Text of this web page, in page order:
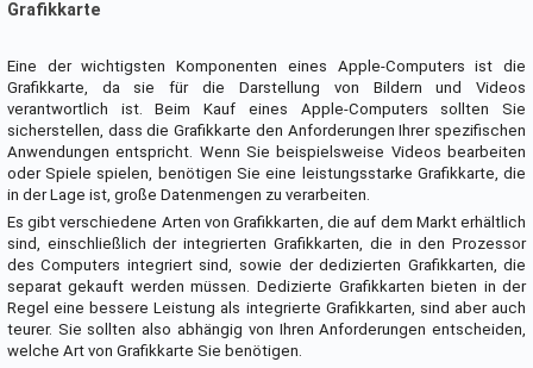
Grafikkarte
Eine der wichtigsten Komponenten eines Apple-Computers ist die
Grafikkarte, da sie für die Darstellung von Bildern und Videos
verantwortlich ist. Beim Kauf eines Apple-Computers sollten Sie
sicherstellen, dass die Grafikkarte den Anforderungen Ihrer spezifischen
Anwendungen entspricht. Wenn Sie beispielsweise Videos bearbeiten
oder Spiele spielen, benötigen Sie eine leistungsstarke Grafikkarte, die
in der Lage ist, große Datenmengen zu verarbeiten.
Es gibt verschiedene Arten von Grafikkarten, die auf dem Markt erhältlich
sind, einschließlich der integrierten Grafikkarten, die in den Prozessor
des Computers integriert sind, sowie der dedizierten Grafikkarten, die
separat gekauft werden müssen. Dedizierte Grafikkarten bieten in der
Regel eine bessere Leistung als integrierte Grafikkarten, sind aber auch
teurer. Sie sollten also abhängig von Ihren Anforderungen entscheiden,
welche Art von Grafikkarte Sie benötigen.